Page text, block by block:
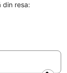
din resa: